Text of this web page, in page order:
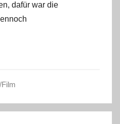
dafür war die